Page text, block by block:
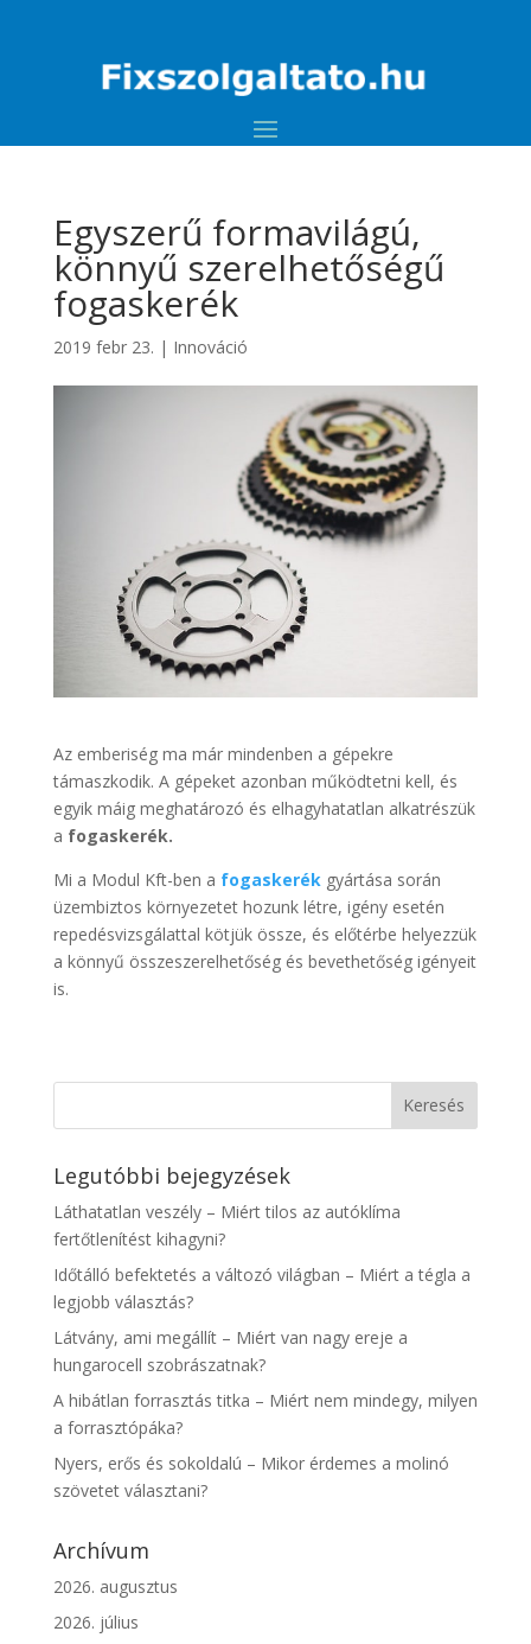
Egyszerű formavilágú,
könnyű szerelhetőségű
fogaskerék
2019 febr 23. | Innováció
Az emberiség ma már mindenben a gépekre
támaszkodik. A gépeket azonban működtetni kell, és
egyik máig meghatározó és elhagyhatatlan alkatrészük
a fogaskerék.
Mi a Modul Kft-ben a fogaskerékgyártása során
üzembiztos környezetet hozunk létre, igény esetén
repedésvizsgálattal kötjük össze, és előtérbe helyezzük
a könnyű összeszerelhetőség és bevethetőség igényeit
is.
Legutóbbi bejegyzések
Láthatatlan veszély – Miért tilos az autóklíma
fertőtlenítést kihagyni?
Időtálló befektetés a változó világban – Miért a tégla a
legjobb választás?
Látvány, ami megállít – Miért van nagy ereje a
hungarocell szobrászatnak?
A hibátlan forrasztás titka – Miért nem mindegy, milyen
a forrasztópáka?
Nyers, erős és sokoldalú – Mikor érdemes a molinó
szövetet választani?
Archívum
2026. augusztus
2026. július